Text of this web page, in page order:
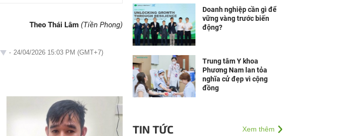
Theo Thái Lâm (Tiền Phong)
- 24/04/2026 15:03 PM (GMT+7)
Doanh nghiệp cần gì để
vững vàng trước biến
động?
Trung tâm Y khoa
Phương Nam lan tỏa
nghĩa cử đẹp vì cộng
đồng
TIN TỨC Xem thêm